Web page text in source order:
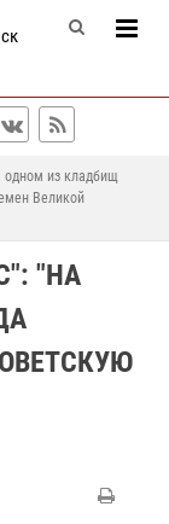
одном из кладбищ
Великой
"НА